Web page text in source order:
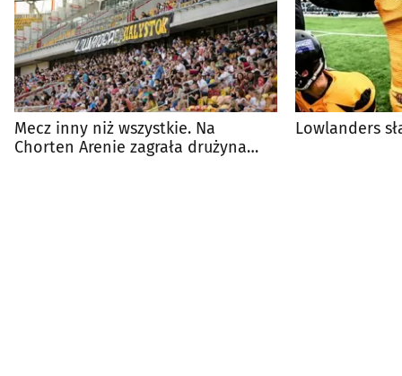
Mecz inny niż wszystkie. Na
Chorten Arenie zagrała drużyna
Lowlanders